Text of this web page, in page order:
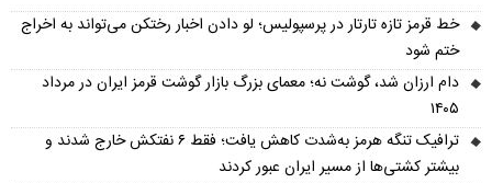
خط قرمز تازه تارتار در پرسپولیس؛ لو دادن اخبار رختکن می‌تواند به اخراج
ختم شود
دام ارزان شد، گوشت نه؛ معمای بزرگ بازار گوشت قرمز ایران در مرداد
۱۴۰۵
ترافیک تنگه هرمز به‌شدت کاهش یافت؛ فقط ۶ نفتکش خارج شدند و
بیشتر کشتی‌ها از مسیر ایران عبور کردند